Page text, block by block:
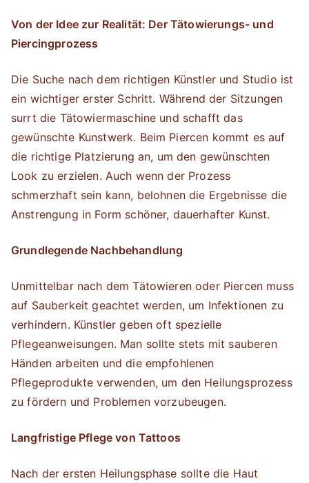
Von der Idee zur Realität: Der Tätowierungs- und
Piercingprozess
Die Suche nach dem richtigen Künstler und Studio ist
ein wichtiger erster Schritt. Während der Sitzungen
surrt die Tätowiermaschine und schafft das
gewünschte Kunstwerk. Beim Piercen kommt es auf
die richtige Platzierung an, um den gewünschten
Look zu erzielen. Auch wenn der Prozess
schmerzhaft sein kann, belohnen die Ergebnisse die
Anstrengung in Form schöner, dauerhafter Kunst.
Grundlegende Nachbehandlung
Unmittelbar nach dem Tätowieren oder Piercen muss
auf Sauberkeit geachtet werden, um Infektionen zu
verhindern. Künstler geben oft spezielle
Pflegeanweisungen. Man sollte stets mit sauberen
Händen arbeiten und die empfohlenen
Pflegeprodukte verwenden, um den Heilungsprozess
zu fördern und Problemen vorzubeugen.
Langfristige Pflege von Tattoos
Nach der ersten Heilungsphase sollte die Haut